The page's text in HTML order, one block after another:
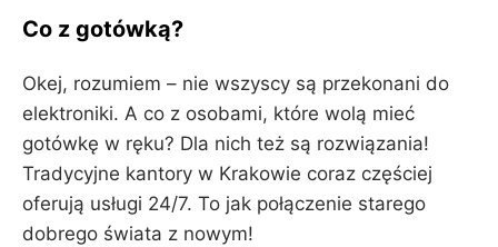
Co z gotówką?
Okej, rozumiem – nie wszyscy są przekonani do
elektroniki. A co z osobami, które wolą mieć
gotówkę w ręku? Dla nich też są rozwiązania!
Tradycyjne kantory w Krakowie coraz częściej
oferują usługi 24/7. To jak połączenie starego
dobrego świata z nowym!